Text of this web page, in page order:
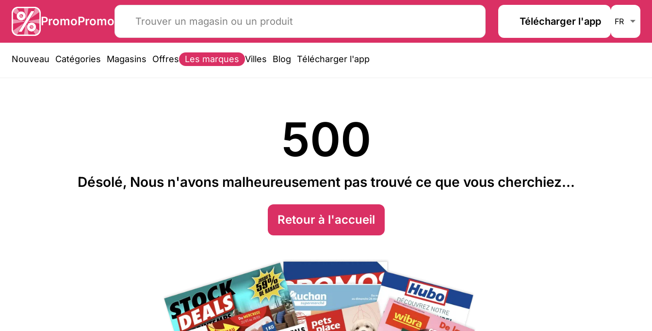
PromoPromo Télécharger l'app
Nouveau Catégories Magasins Offres Les marques Villes Blog Télécharger l'app
500
Désolé, Nous n'avons malheureusement pas trouvé ce que vous cherchiez...
Retour à l'accueil